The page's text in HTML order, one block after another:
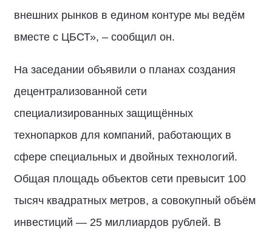
внешних рынков в едином контуре мы ведём
вместе с ЦБСТ», – сообщил он.
На заседании объявили о планах создания
децентрализованной сети
специализированных защищённых
технопарков для компаний, работающих в
сфере специальных и двойных технологий.
Общая площадь объектов сети превысит 100
тысяч квадратных метров, а совокупный объём
инвестиций — 25 миллиардов рублей. В